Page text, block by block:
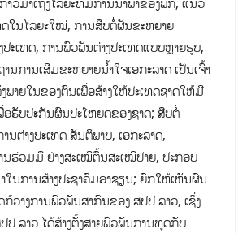
ດໃນໄລຍະໃໝ່, ການສືບຕໍ່ຜັນຂະຫຍາຍ
ປະເທດ, ການພົວພັນຕ່າງປະເທດແບບຫຼາຍຮູບ,
ການເສີມຂະຫຍາຍນໍ້າໃຈເອກະລາດ ເປັນເຈົ້າ
ພາຍໃນຂອງຕົນເພື່ອສ້າງໃຫ້ປະເທດຊາດໃຫ້ມີ
ອຮັບປະກັນຜົນປະໂຫຍດຂອງຊາດ; ສືບຕໍ່
ຕ່າງປະເທດ ສັນຕິພາບ, ເອກະລາດ,
ນຮ່ວມມື ຢ່າງສະເໝີຕົ້ນສະເໝີປາຍ, ປະກອບ
ໃນການສ້າງປະຊາຄົມອາຊຽນ; ຍົກໃຫ້ເຫັນຜົນ
ກ້ວາງການພົວພັນສາກົນຂອງ ສປປ ລາວ, ເຊິ່ງ
ປ ລາວ ໄດ້ສ້າງຕັ້ງສາຍພົວພັນການທູດກັບ